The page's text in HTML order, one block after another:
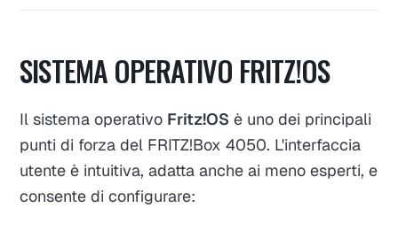
SISTEMA OPERATIVO FRITZ!OS
Il sistema operativo Fritz!OS è uno dei principali
punti di forza del FRITZ!Box 4050. L'interfaccia
utente è intuitiva, adatta anche ai meno esperti, e
consente di configurare: